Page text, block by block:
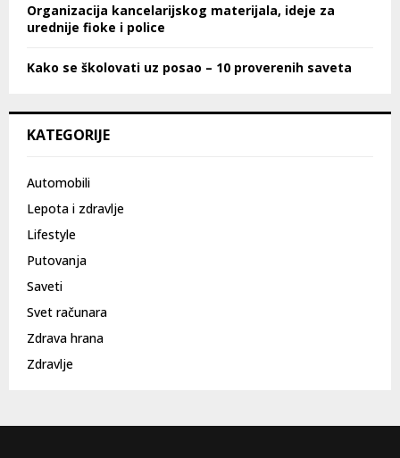
Organizacija kancelarijskog materijala, ideje za
urednije fioke i police
Kako se školovati uz posao – 10 proverenih saveta
KATEGORIJE
Automobili
Lepota i zdravlje
Lifestyle
Putovanja
Saveti
Svet računara
Zdrava hrana
Zdravlje